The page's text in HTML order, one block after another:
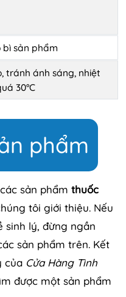
sản phẩm
tránh ánh sáng, nhiệt
30°C
phẩm
sản phẩm thuốc
tôi giới thiệu. Nếu
sinh lý, đừng ngần
sản phẩm trên. Kết
của Cửa Hàng Tình
được một sản phẩm